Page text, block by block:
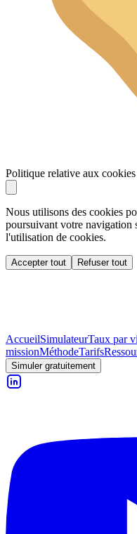
Politique relative aux cookies
Nous utilisons des cookies
poursuivant votre navigation
l'utilisation de cookies.
Accepter tout Refuser tout
AccueilSimulateurTaux par
missionMéthodeTarifs
Simuler gratuitement